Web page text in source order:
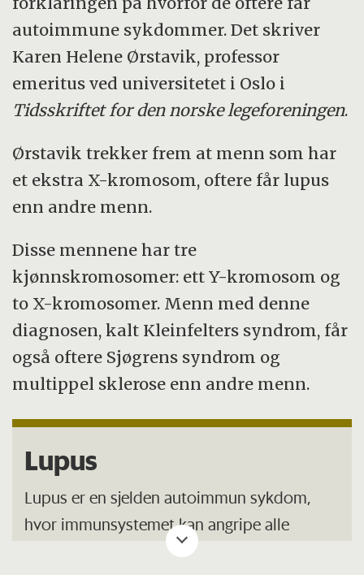
autoimmune sykdommer. Det skriver
Karen Helene Ørstavik, professor
emeritus ved universitetet i Oslo i
Tidsskriftet for den norske legeforeningen.
Ørstavik trekker frem at menn som har
et ekstra X-kromosom, oftere får lupus
enn andre menn.
Disse mennene har tre
kjønnskromosomer: ett Y-kromosom og
to X-kromosomer. Menn med denne
diagnosen, kalt Kleinfelters syndrom, får
også oftere Sjøgrens syndrom og
multippel sklerose enn andre menn.
Lupus
Lupus er en sjelden autoimmun sykdom,
hvor immunsystemet kan angripe alle